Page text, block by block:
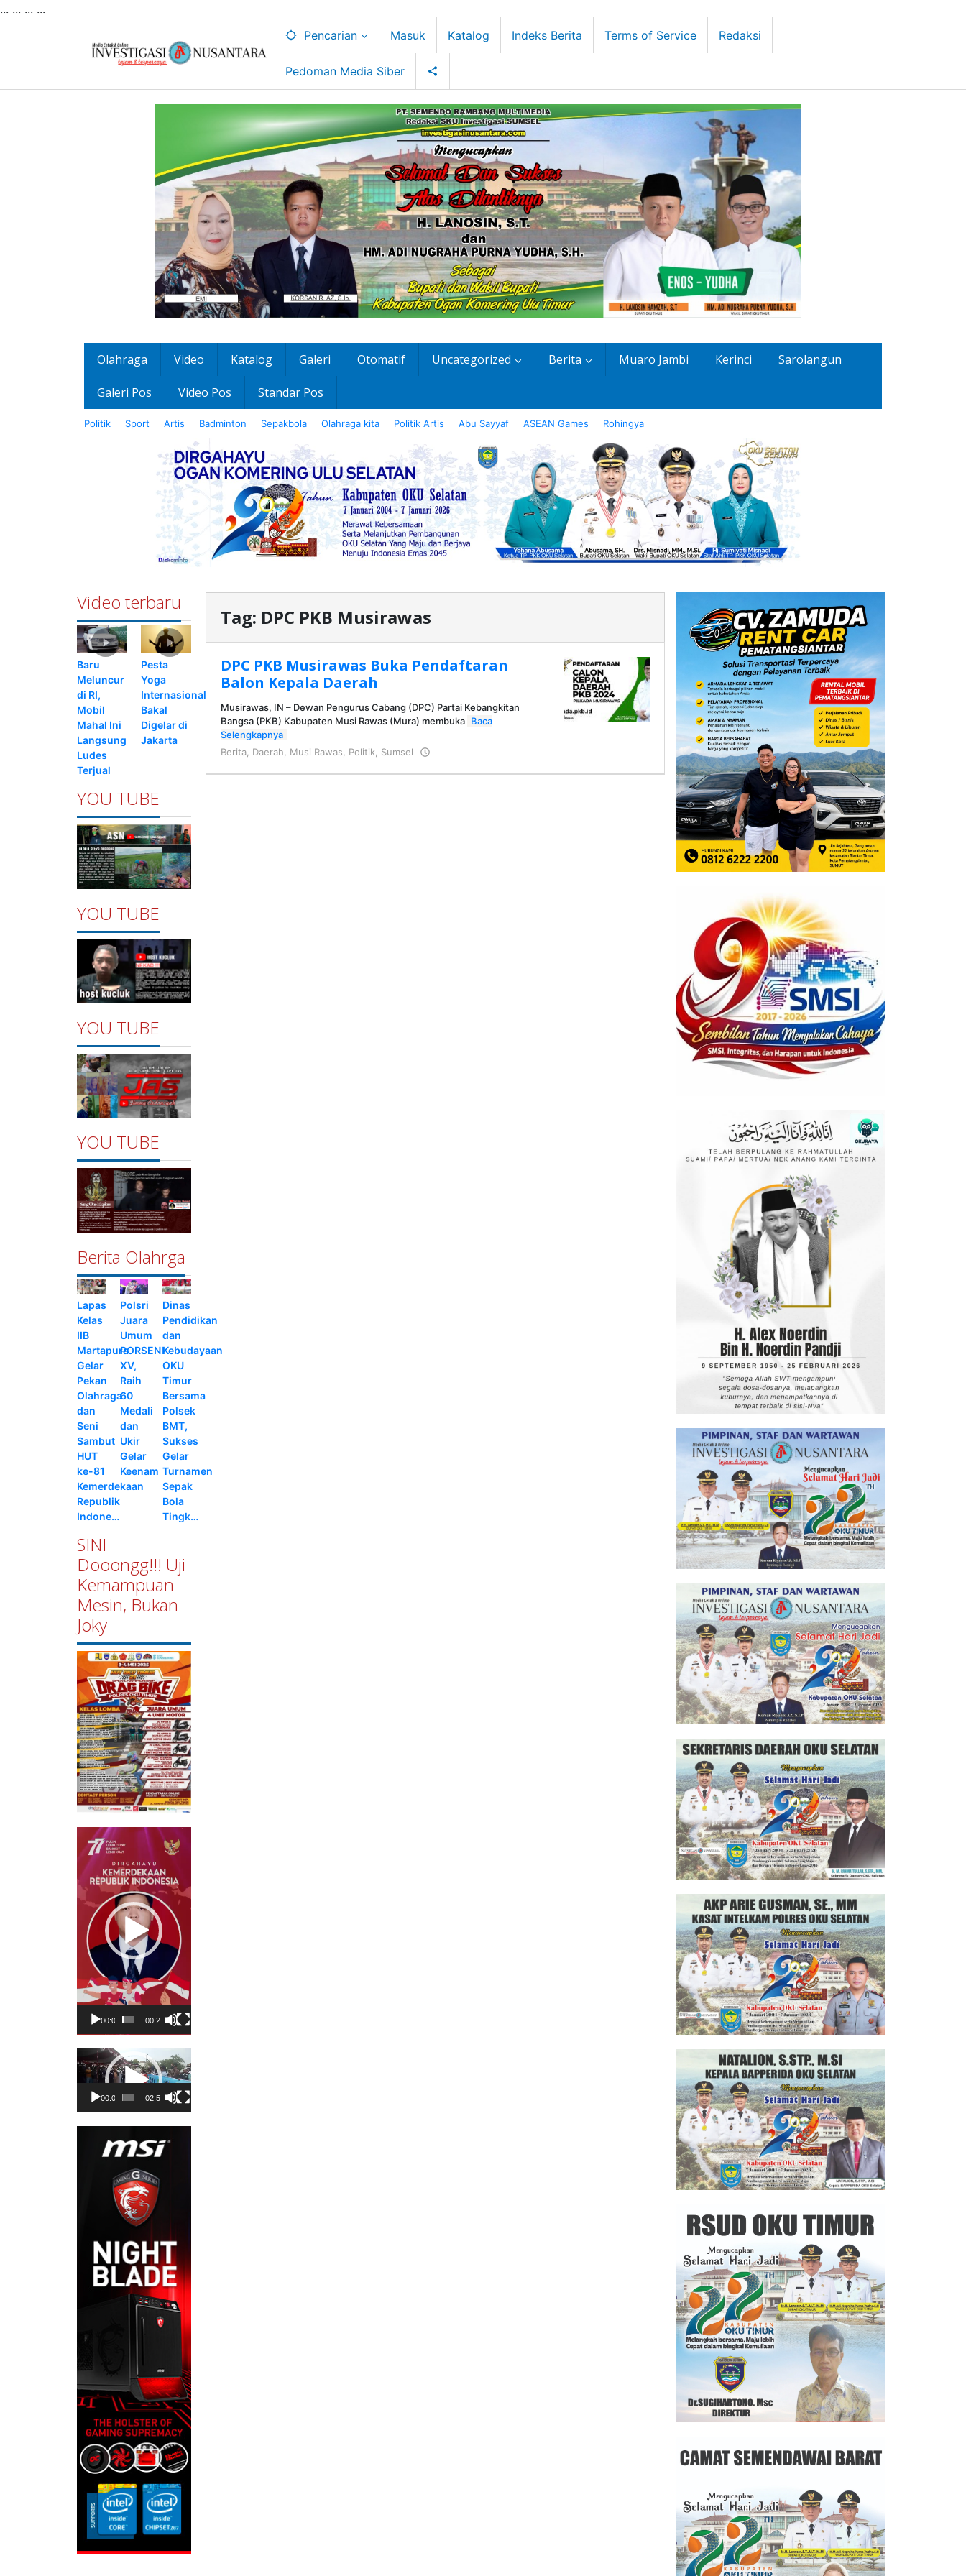
... ... ... ...
Pencarian Masuk Katalog Indeks Berita Terms of Service Redaksi
Pedoman Media Siber
Olahraga Video Katalog Galeri Otomatif Uncategorized Berita Muaro Jambi Kerinci Sarolangun
Galeri Pos Video Pos Standar Pos
Politik Sport Artis Badminton Sepakbola Olahraga kita Politik Artis Abu Sayyaf ASEAN Games Rohingya
Video terbaru
Baru
Meluncur
di RI,
Mobil
Mahal Ini
Langsung
Ludes
Terjual
Pesta
Yoga
Internasional
Bakal
Digelar di
Jakarta
YOU TUBE
YOU TUBE
YOU TUBE
YOU TUBE
Berita Olahrga
Lapas
Kelas
IIB
Martapura
Gelar
Pekan
Olahraga
dan
Seni
Sambut
HUT
ke-81
Kemerdekaan
Republik
Indone…
Polsri
Juara
Umum
PORSENI
XV,
Raih
60
Medali
dan
Ukir
Gelar
Keenam
Dinas
Pendidikan
dan
Kebudayaan
OKU
Timur
Bersama
Polsek
BMT,
Sukses
Gelar
Turnamen
Sepak
Bola
Tingk…
SINI
Dooongg!!! Uji
Kemampuan
Mesin, Bukan
Joky
Pemutar
Video
00:00 00:23
Pemutar
Video
00:00 02:50
Tag: DPC PKB Musirawas
DPC PKB Musirawas Buka Pendaftaran
Balon Kepala Daerah
Musirawas, IN – Dewan Pengurus Cabang (DPC) Partai Kebangkitan
Bangsa (PKB) Kabupaten Musi Rawas (Mura) membuka Baca
Selengkapnya
Berita, Daerah, Musi Rawas, Politik, Sumsel